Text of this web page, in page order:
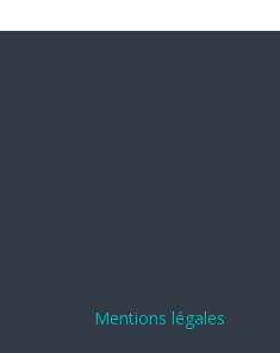
Mentions légales